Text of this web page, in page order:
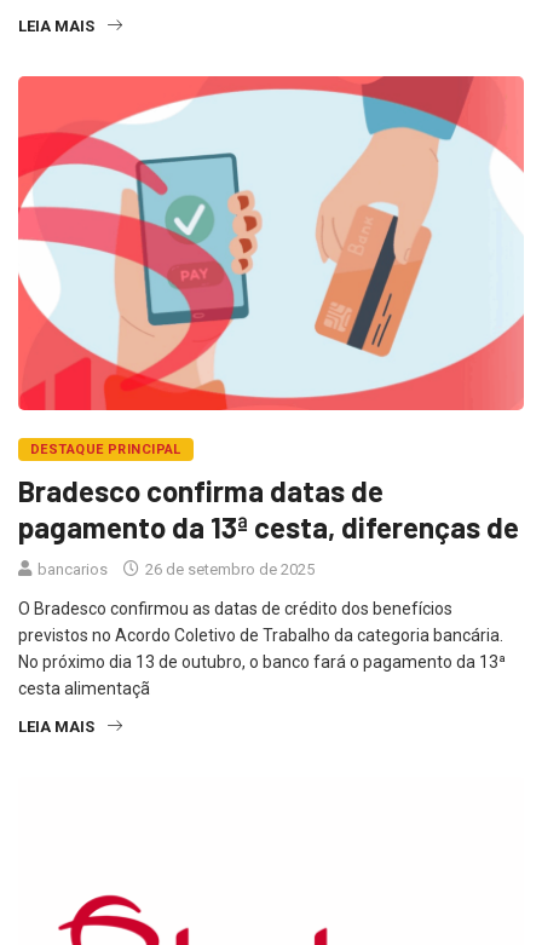
LEIA MAIS
DESTAQUE PRINCIPAL
Bradesco confirma datas de
pagamento da 13ª cesta, diferenças de
bancarios 26 de setembro de 2025
O Bradesco confirmou as datas de crédito dos benefícios
previstos no Acordo Coletivo de Trabalho da categoria bancária.
No próximo dia 13 de outubro, o banco fará o pagamento da 13ª
cesta alimentaçã
LEIA MAIS